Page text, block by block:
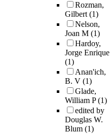
Rozman,
Gilbert(1)
Nelson,
Joan M (1)
Hardoy,
Jorge Enrique
(1)
Anan'ich,
B. V (1)
Glade,
William P(1)
edited by
Douglas W.
Blum (1)